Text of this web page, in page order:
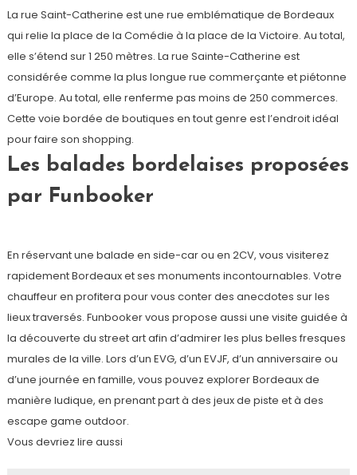
La rue Saint-Catherine est une rue emblématique de Bordeaux
qui relie la place de la Comédie à la place de la Victoire. Au total,
elle s’étend sur 1 250 mètres. La rue Sainte-Catherine est
considérée comme la plus longue rue commerçante et piétonne
d’Europe. Au total, elle renferme pas moins de 250 commerces.
Cette voie bordée de boutiques en tout genre est l’endroit idéal
pour faire son shopping.
Les balades bordelaises proposées
par Funbooker
En réservant une balade en side-car ou en 2CV, vous visiterez
rapidement Bordeaux et ses monuments incontournables. Votre
chauffeur en profitera pour vous conter des anecdotes sur les
lieux traversés. Funbooker vous propose aussi une visite guidée à
la découverte du street art afin d’admirer les plus belles fresques
murales de la ville. Lors d’un EVG, d’un EVJF, d’un anniversaire ou
d’une journée en famille, vous pouvez explorer Bordeaux de
manière ludique, en prenant part à des jeux de piste et à des
escape game outdoor.
Vous devriez lire aussi